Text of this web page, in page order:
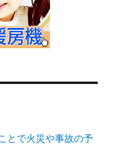
とで火災や事故の予